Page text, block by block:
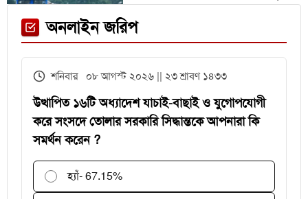
ফেনী স্টেশনে মেঘনা ট্রেনের ইঞ্জিন
বিকল, আড়াই ঘণ্টা আটকা ৮০০ যাত্রী
পরীক্ষকদের জন্য সময় বাড়ল ২ দিন
অনলাইন জরিপ
শনিবার ০৮ আগস্ট ২০২৬ || ২৩ শ্রাবণ ১৪৩৩
উত্থাপিত ১৬টি অধ্যাদেশ যাচাই-বাছাই ও যুগোপযোগী
করে সংসদে তোলার সরকারি সিদ্ধান্তকে আপনারা কি
সমর্থন করেন ?
হ্যাঁ- 67.15%